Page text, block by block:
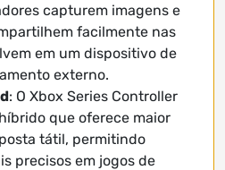
capturem imagens e
facilmente nas
em um dispositivo de
externo.
: O Xbox Series Controller
que oferece maior
tátil, permitindo
precisos em jogos de